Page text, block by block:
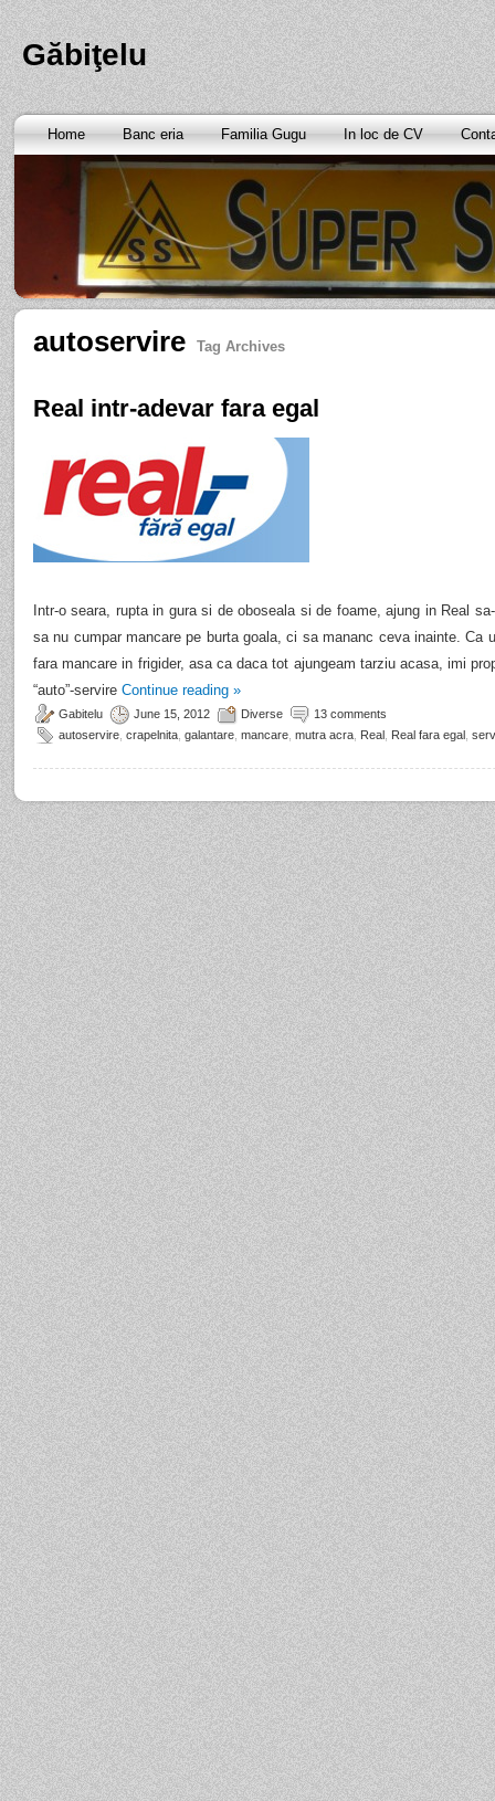
Găbiţelu
Home Banc eria Familia Gugu In loc de CV
autoservire Tag Archives
Real intr-adevar fara egal
Intr-o seara, rupta in gura si de oboseala si de foame, ajung in Real
sa nu cumpar mancare pe burta goala, ci sa mananc ceva inainte. Ca
fara mancare in frigider, asa ca daca tot ajungeam tarziu acasa, imi
“auto”-servire Continue reading »
Gabitelu June 15, 2012 Diverse
13 comments
autoservire crapelnita galantare mancare mutra acra Real Real fara egal